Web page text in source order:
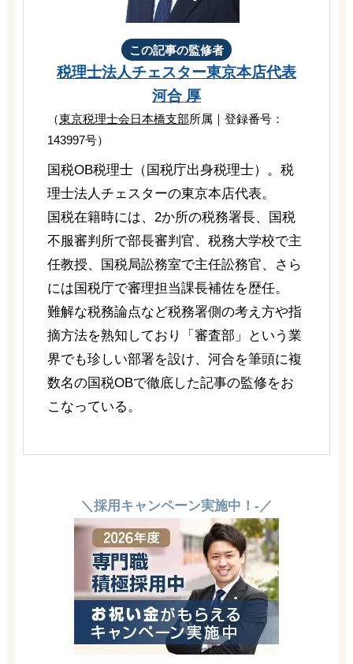
この記事の監修者
税理士法人チェスター東京本店代表
河合 厚
（東京税理士会日本橋支部所属｜登録番号：
143997号）
国税OB税理士（国税庁出身税理士）。税
理士法人チェスターの東京本店代表。
国税在籍時には、2か所の税務署長、国税
不服審判所で部長審判官、税務大学校で主
任教授、国税局訟務室で主任訟務官、さら
には国税庁で審理担当課長補佐を歴任。
難解な税務論点など税務署側の考え方や指
摘方法を熟知しており「審査部」という業
界でも珍しい部署を設け、河合を筆頭に複
数名の国税OBで徹底した記事の監修をお
こなっている。
＼採用キャンペーン実施中！-／